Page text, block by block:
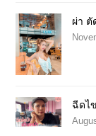
ผ่า ตั
ฉีดไ